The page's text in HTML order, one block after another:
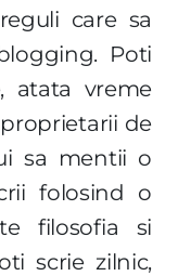
care sa
Poti
atata vreme
de
sa mentii o
folosind o
filosofia si
scrie zilnic,